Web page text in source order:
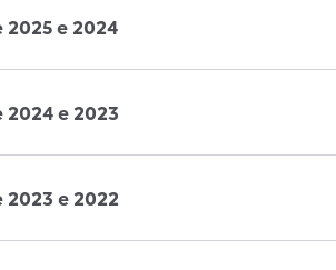
e 2024
e 2023
e 2022